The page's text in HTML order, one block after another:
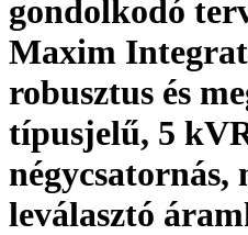
gondolkodó
Maxim
robusztus és
típusjelű, 5
leválasztó